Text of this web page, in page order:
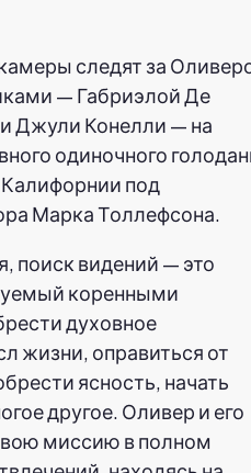
следят за
— Габриэлой Де
Джули Конелли — на
одиночного
под
Марка Толлефсона.
поиск видений — это
коренными
духовное
жизни, оправиться от
ясность, начать
другое. Оливер и его
миссию в полном